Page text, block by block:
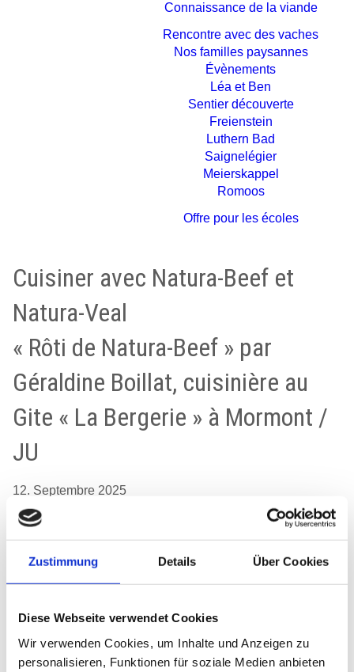
Zustimmung Details Über Cookies
Diese Webseite verwendet Cookies
Wir verwenden Cookies, um Inhalte und Anzeigen zu
personalisieren, Funktionen für soziale Medien anbieten
Connaissance de la viande
Rencontre avec des vaches
Nos familles paysannes
Évènements
Léa et Ben
Sentier découverte
Freienstein
Luthern Bad
Saignelégier
Meierskappel
Romoos
Offre pour les écoles
Cuisiner avec Natura-Beef et
Natura-Veal
« Rôti de Natura-Beef » par
Géraldine Boillat, cuisinière au
Gite « La Bergerie » à Mormont /
JU
12. Septembre 2025
Rôti servi sur un lit de légumes avec un peu de sauce brune | Photo :
canva.com
Olivier Boillataime les bovins au pâturage et dans
pour les autres. Tous deux aiment particulièrement les
différents rôtis de bœuf. Voici l'une de leurs recettes